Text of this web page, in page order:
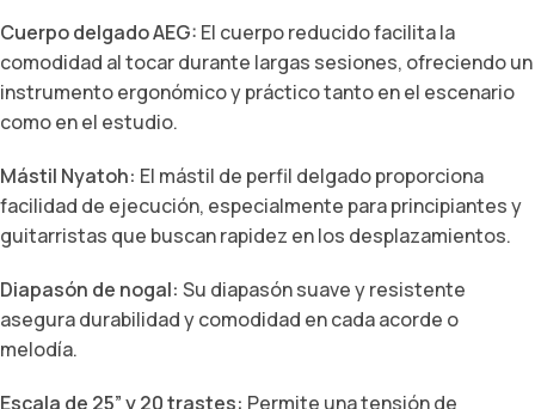
Cuerpo delgado AEG: El cuerpo reducido facilita la
comodidad al tocar durante largas sesiones, ofreciendo un
instrumento ergonómico y práctico tanto en el escenario
como en el estudio.
Mástil Nyatoh: El mástil de perfil delgado proporciona
facilidad de ejecución, especialmente para principiantes y
guitarristas que buscan rapidez en los desplazamientos.
Diapasón de nogal: Su diapasón suave y resistente
asegura durabilidad y comodidad en cada acorde o
melodía.
Escala de 25” y 20 trastes: Permite una tensión de